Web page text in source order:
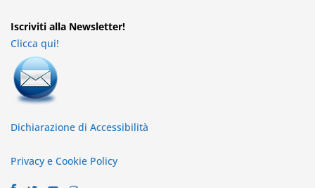
Iscriviti alla Newsletter!
Clicca qui!
Dichiarazione di Accessibilità
Privacy e Cookie Policy